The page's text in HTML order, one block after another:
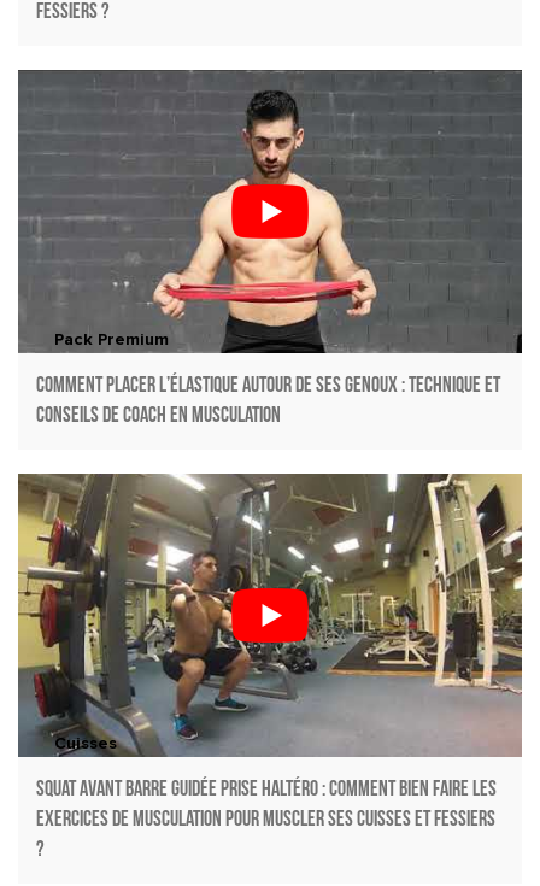
fessiers ?
Pack Premium
Comment placer l’élastique autour de ses genoux : technique et
conseils de coach en musculation
Cuisses
Squat avant barre guidée prise haltéro : Comment bien faire les
exercices de musculation pour muscler ses cuisses et fessiers
?